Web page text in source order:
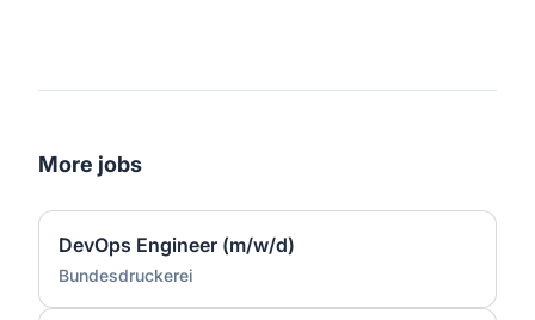
More jobs
DevOps Engineer (m/w/d)
Bundesdruckerei